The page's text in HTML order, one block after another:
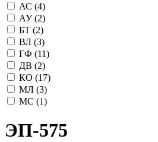
АС (4)
АУ (2)
БТ (2)
ВЛ (3)
ГФ (11)
ДВ (2)
КО (17)
МЛ (3)
МС (1)
ЭП-575